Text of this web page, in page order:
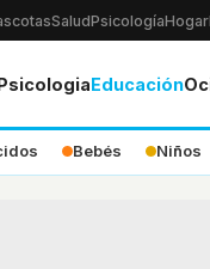
SaludPsicologíaHogar
Educación
Bebés Niños